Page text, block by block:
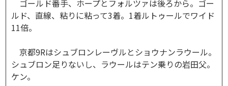
ゴールド番手、ホープとフォルツァは後ろから。ゴー
ルド、直線、粘りに粘って3着。1着ルトゥールでワイド
11倍。
京都9Rはシュブロンレーヴルとショウナンラウール。
シュブロン足りないし、ラウールはテン乗りの岩田父。
ケン。